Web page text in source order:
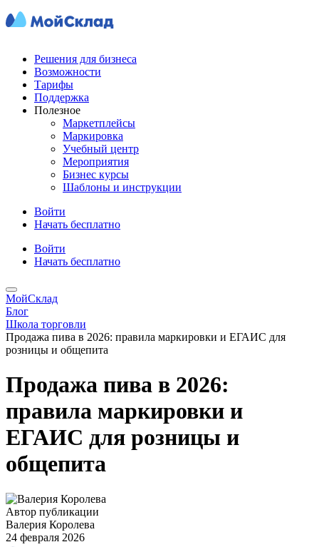
Решения для бизнеса
Возможности
Тарифы
Поддержка
Полезное
Маркетплейсы
Маркировка
Учебный центр
Мероприятия
Бизнес курсы
Шаблоны и инструкции
Войти
Начать бесплатно
Войти
Начать бесплатно
МойСклад
Блог
Школа торговли
Продажа пива в 2026: правила маркировки и ЕГАИС для
розницы и общепита
Продажа пива в 2026:
правила маркировки и
ЕГАИС для розницы и
общепита
Автор публикации
Валерия Королева
24 февраля 2026